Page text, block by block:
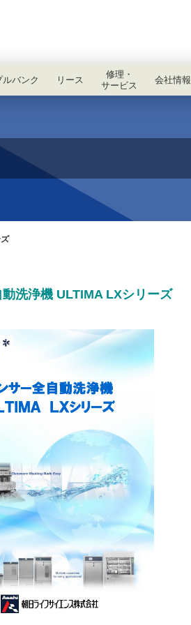
ルバンク リース
修理・
サービス
会社情報
洗浄機 ULTIMA LXシリーズ